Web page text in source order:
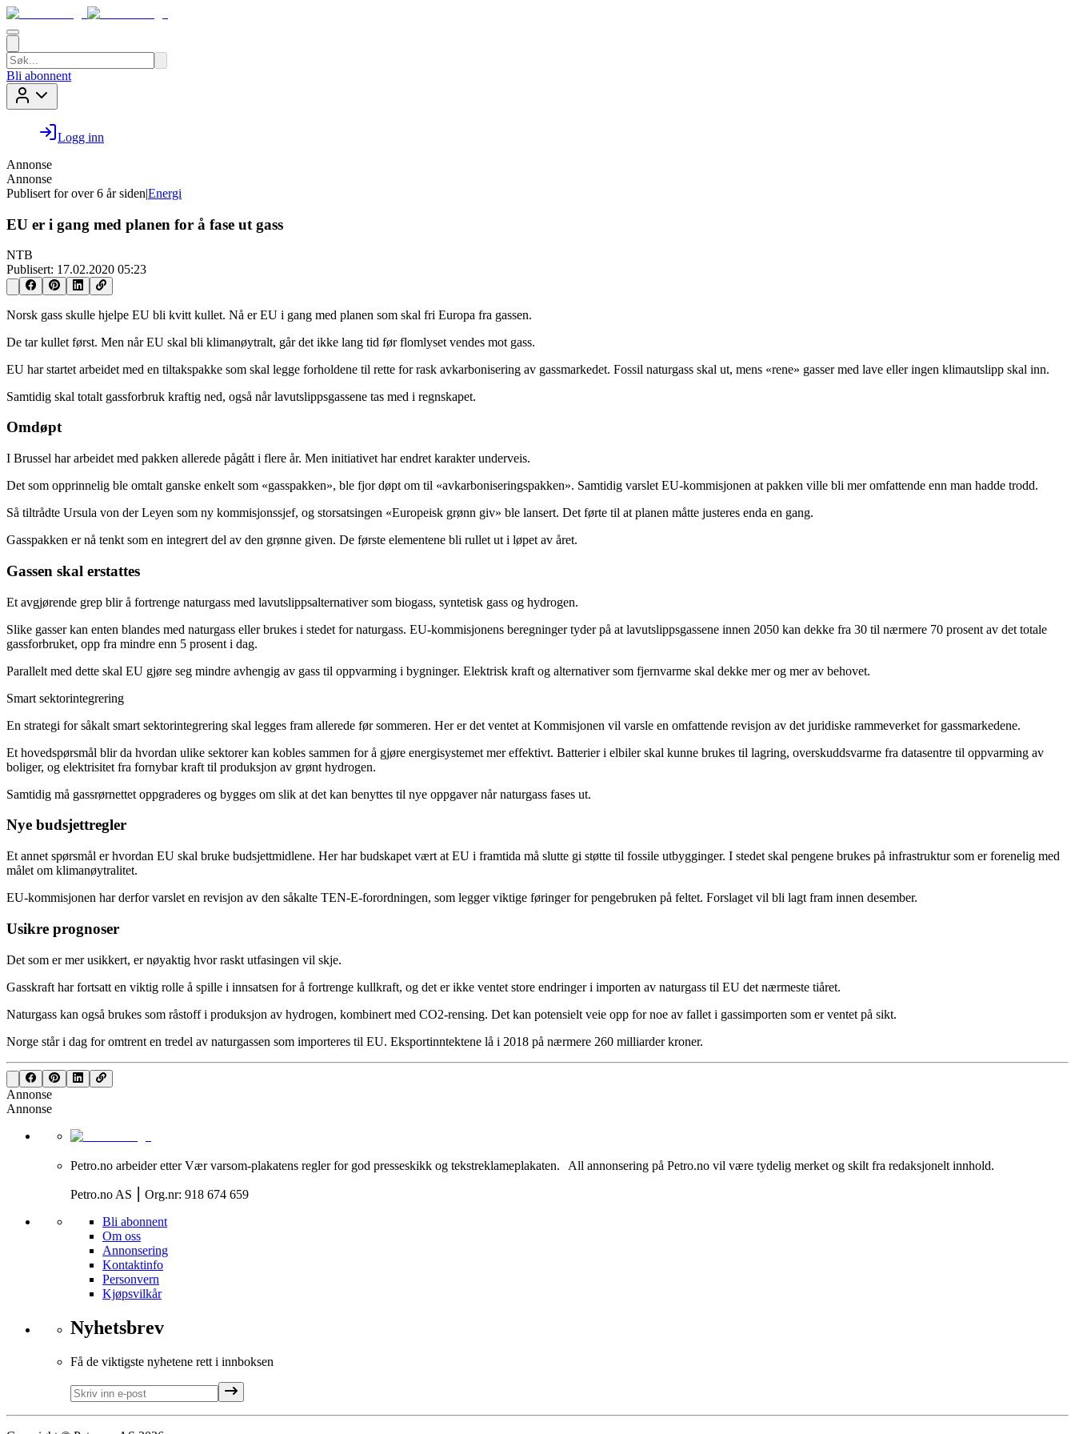
Bli abonnent
Logg inn
Annonse
Annonse
Publisert for over 6 år siden|Energi
EU er i gang med planen for å fase ut gass
NTB
Publisert: 17.02.2020 05:23
Norsk gass skulle hjelpe EU bli kvitt kullet. Nå er EU i gang med planen som skal fri Europa fra gassen.
De tar kullet først. Men når EU skal bli klimanøytralt, går det ikke lang tid før flomlyset vendes mot gass.
EU har startet arbeidet med en tiltakspakke som skal legge forholdene til rette for rask avkarbonisering av gassmarkedet. Fossil naturgass skal ut, mens «rene» gasser med lave eller ingen klimautslipp skal inn.
Samtidig skal totalt gassforbruk kraftig ned, også når lavutslippsgassene tas med i regnskapet.
Omdøpt
I Brussel har arbeidet med pakken allerede pågått i flere år. Men initiativet har endret karakter underveis.
Det som opprinnelig ble omtalt ganske enkelt som «gasspakken», ble fjor døpt om til «avkarboniseringspakken». Samtidig varslet EU-kommisjonen at pakken ville bli mer omfattende enn man hadde trodd.
Så tiltrådte Ursula von der Leyen som ny kommisjonssjef, og storsatsingen «Europeisk grønn giv» ble lansert. Det førte til at planen måtte justeres enda en gang.
Gasspakken er nå tenkt som en integrert del av den grønne given. De første elementene bli rullet ut i løpet av året.
Gassen skal erstattes
Et avgjørende grep blir å fortrenge naturgass med lavutslippsalternativer som biogass, syntetisk gass og hydrogen.
Slike gasser kan enten blandes med naturgass eller brukes i stedet for naturgass. EU-kommisjonens beregninger tyder på at lavutslippsgassene innen 2050 kan dekke fra 30 til nærmere 70 prosent av det totale
gassforbruket, opp fra mindre enn 5 prosent i dag.
Parallelt med dette skal EU gjøre seg mindre avhengig av gass til oppvarming i bygninger. Elektrisk kraft og alternativer som fjernvarme skal dekke mer og mer av behovet.
Smart sektorintegrering
En strategi for såkalt smart sektorintegrering skal legges fram allerede før sommeren. Her er det ventet at Kommisjonen vil varsle en omfattende revisjon av det juridiske rammeverket for gassmarkedene.
Et hovedspørsmål blir da hvordan ulike sektorer kan kobles sammen for å gjøre energisystemet mer effektivt. Batterier i elbiler skal kunne brukes til lagring, overskuddsvarme fra datasentre til oppvarming av
boliger, og elektrisitet fra fornybar kraft til produksjon av grønt hydrogen.
Samtidig må gassrørnettet oppgraderes og bygges om slik at det kan benyttes til nye oppgaver når naturgass fases ut.
Nye budsjettregler
Et annet spørsmål er hvordan EU skal bruke budsjettmidlene. Her har budskapet vært at EU i framtida må slutte gi støtte til fossile utbygginger. I stedet skal pengene brukes på infrastruktur som er forenelig med
målet om klimanøytralitet.
EU-kommisjonen har derfor varslet en revisjon av den såkalte TEN-E-forordningen, som legger viktige føringer for pengebruken på feltet. Forslaget vil bli lagt fram innen desember.
Usikre prognoser
Det som er mer usikkert, er nøyaktig hvor raskt utfasingen vil skje.
Gasskraft har fortsatt en viktig rolle å spille i innsatsen for å fortrenge kullkraft, og det er ikke ventet store endringer i importen av naturgass til EU det nærmeste tiåret.
Naturgass kan også brukes som råstoff i produksjon av hydrogen, kombinert med CO2-rensing. Det kan potensielt veie opp for noe av fallet i gassimporten som er ventet på sikt.
Norge står i dag for omtrent en tredel av naturgassen som importeres til EU. Eksportinntektene lå i 2018 på nærmere 260 milliarder kroner.
Annonse
Annonse
Petro.no arbeider etter Vær varsom-plakatens regler for god presseskikk og tekstreklameplakaten. All annonsering på Petro.no vil være tydelig merket og skilt fra redaksjonelt innhold.
Petro.no AS ⎮ Org.nr: 918 674 659
Bli abonnent
Om oss
Annonsering
Kontaktinfo
Personvern
Kjøpsvilkår
Nyhetsbrev
Få de viktigste nyhetene rett i innboksen